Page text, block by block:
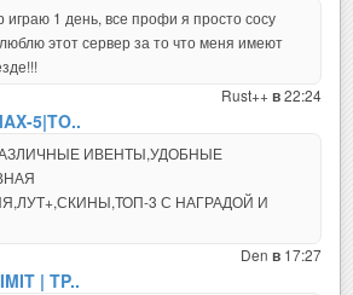
играю 1 день, все профи я просто сосу
этот сервер за то что меня имеют
Rust++ в22:24
5|TO..
ИВЕНТЫ,УДОБНЫЕ
3 С НАГРАДОЙ И
Den в 17:27
| TP..